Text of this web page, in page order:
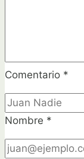
Comentario *
Nombre *